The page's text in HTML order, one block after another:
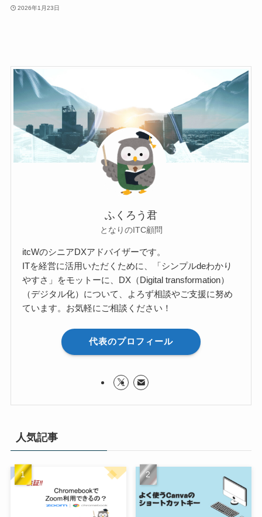
2026年1月23日
ふくろう君
となりのITC顧問
itcWのシニアDXアドバイザーです。
ITを経営に活用いただくために、「シンプルdeわかり
やすさ」をモットーに、DX（Digital transformation）
（デジタル化）について、よろず相談やご支援に努め
ています。お気軽にご相談ください！
代表のプロフィール
人気記事